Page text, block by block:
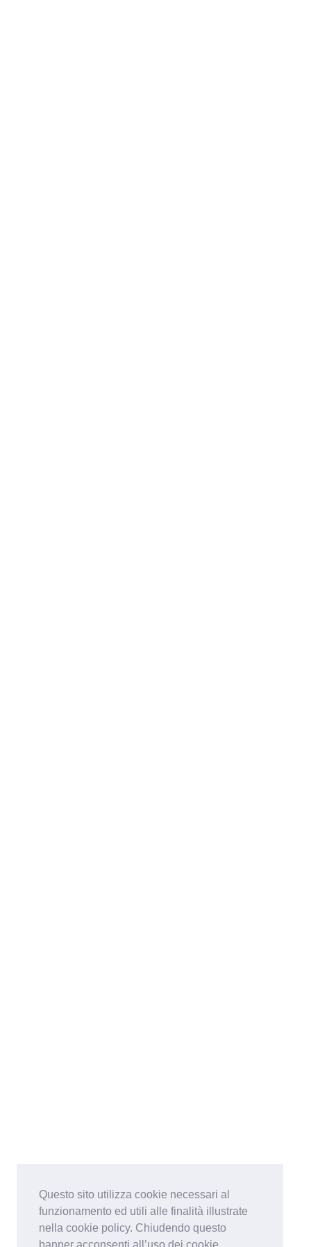
Questo sito utilizza cookie necessari al
funzionamento ed utili alle finalità illustrate
nella cookie policy. Chiudendo questo